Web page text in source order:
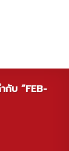
กับ “FEB-